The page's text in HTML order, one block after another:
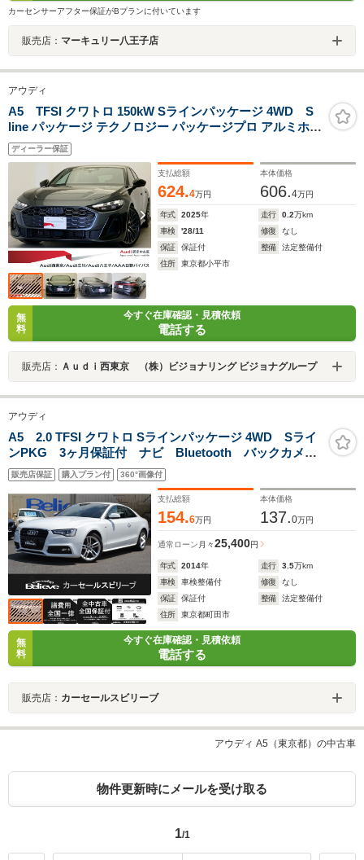
カーセンサーアフター保証がBプランに付いています
販売店： マーキュリー八王子店
アウディ
A5 TFSI クワトロ 150kW Sラインパッケージ 4WD S
line パッケージ テクノロジー パッケージプロ アルミホイ
ール マルチスポーク Sデザイン ブラックメタリック ポリ
ッシュト ダーク Audi rings & ブラックスタイリングパッ
ディーラー保証
支払総額
624.4万円
本体価格
606.4万円
年式 2025年 走行 0.2万km
車検
'28/11 修復
なし
保証
保証付 整備
法定整備付
住所
東京都小平市
無
料
今すぐ在庫確認・見積依頼
電話する
販売店： Ａｕｄｉ西東京 （株）ビジョナリング ビジョナグループ
アウディ
A5 2.0 TFSI クワトロ Sラインパッケージ 4WD Sライ
ンPKG 3ヶ月保証付 ナビ Bluetooth バックカメ
ラ ETC ヒーター付黒革パワーシート スマートキ
ー クルコン 取説 ディーラー記録簿
(H28.29.31.R2.3.4.5.6.7)
販売店保証 購入プラン付 360°画像付
支払総額
154.6万円
本体価格
137.0万円
通常ローン 月々25,400円
年式 2014年 走行 3.5万km
車検
車検整備付 修復
なし
保証
保証付 整備
法定整備付
住所
東京都町田市
無
料
今すぐ在庫確認・見積依頼
電話する
販売店： カーセールスビリーブ
アウディ A5（東京都）の中古車
物件更新時にメールを受け取る
1/1